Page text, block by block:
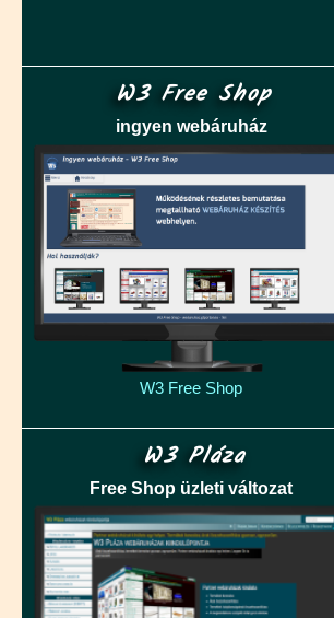
W3 Free Shop
ingyen webáruház
W3 Free Shop
W3 Pláza
Free Shop üzleti változat